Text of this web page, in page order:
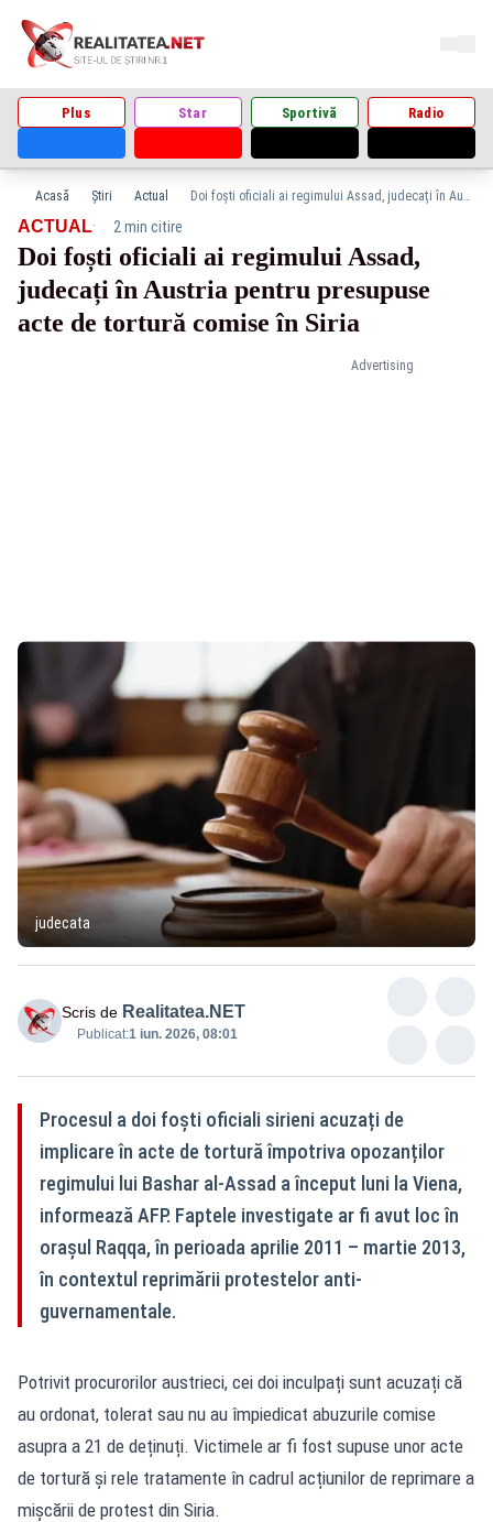
Plus Star Sportivă Radio
Acasă Știri Actual Doi foști oficiali ai regimului Assad, judecați în Austria pentru presupuse acte de tortură comise în Siria
Advertising
ACTUAL· 2 min citire
Doi foști oficiali ai regimului Assad,
judecați în Austria pentru presupuse
acte de tortură comise în Siria
judecata
Scris de Realitatea.NET
Publicat:1 iun. 2026, 08:01
Procesul a doi foști oficiali sirieni acuzați de
implicare în acte de tortură împotriva opozanților
regimului lui Bashar al-Assad a început luni la Viena,
informează AFP. Faptele investigate ar fi avut loc în
orașul Raqqa, în perioada aprilie 2011 – martie 2013,
în contextul reprimării protestelor anti-
guvernamentale.
Potrivit procurorilor austrieci, cei doi inculpați sunt acuzați că
au ordonat, tolerat sau nu au împiedicat abuzurile comise
asupra a 21 de deținuți. Victimele ar fi fost supuse unor acte
de tortură și rele tratamente în cadrul acțiunilor de reprimare a
mișcării de protest din Siria.